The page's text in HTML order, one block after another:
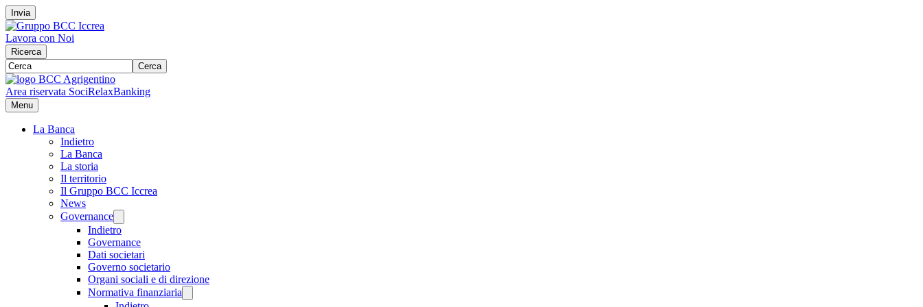
Invia
Lavora con Noi
Ricerca
Cerca
Area riservata SociRelaxBanking
Menu
La Banca
Indietro
La Banca
La storia
Il territorio
Il Gruppo BCC Iccrea
News
Governance
Indietro
Governance
Dati societari
Governo societario
Organi sociali e di direzione
Normativa finanziaria